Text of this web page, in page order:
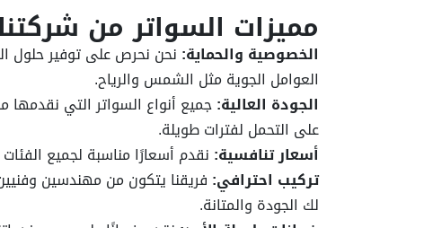
مميزات السواتر من
الخصوصية والحماية: نحن نحرص على توفير حلول
العوامل الجوية مثل الشمس والرياح.
الجودة العالية:جميع أنواع السواتر التي نقدمها
على التحمل لفترات طويلة.
أسعار تنافسية: نقدم أسعارًا مناسبة لجميع
تركيب احترافي: فريقنا يتكون من مهندسين
لك الجودة والمتانة.